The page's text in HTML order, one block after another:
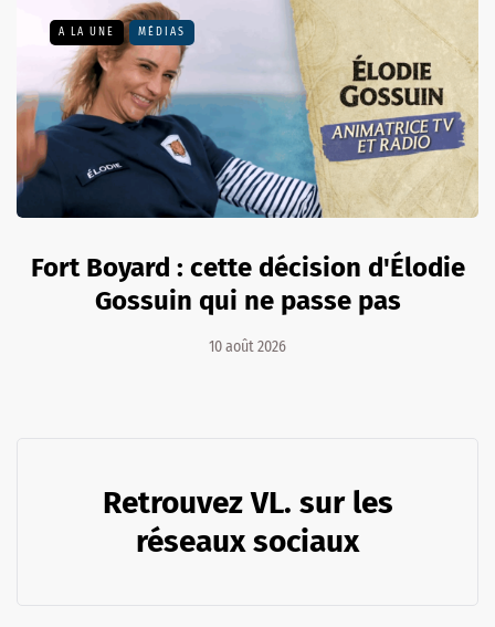
A LA UNE MÉDIAS
Fort Boyard : cette décision d'Élodie
Gossuin qui ne passe pas
10 août 2026
Retrouvez VL. sur les
réseaux sociaux